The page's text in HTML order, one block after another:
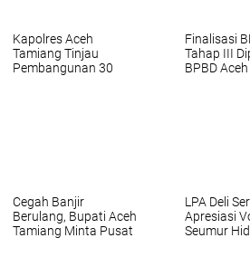
Kapolres Aceh
Tamiang Tinjau
Pembangunan 30
Finalisasi
Tahap III
BPBD
Cegah Banjir
Berulang, Bupati Aceh
Tamiang Minta Pusat
LPA Deli
Apresiasi
Seumur